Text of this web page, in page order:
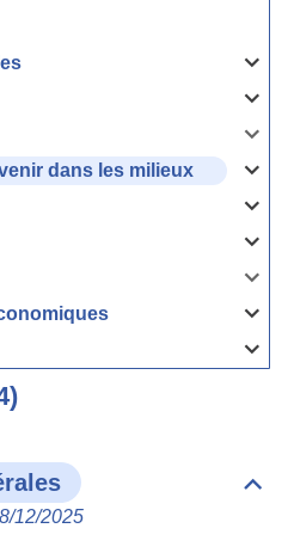
Ouvrir
la
générales
Ouvrir
la
chimie
Ouvrir
la
dans les milieux
Ouvrir
la
et
les
milieux
Ouvrir
la
Ouvrir
la
Ouvrir
la
endocrine
Ouvrir
la
Données
Ouvrir
12/2025